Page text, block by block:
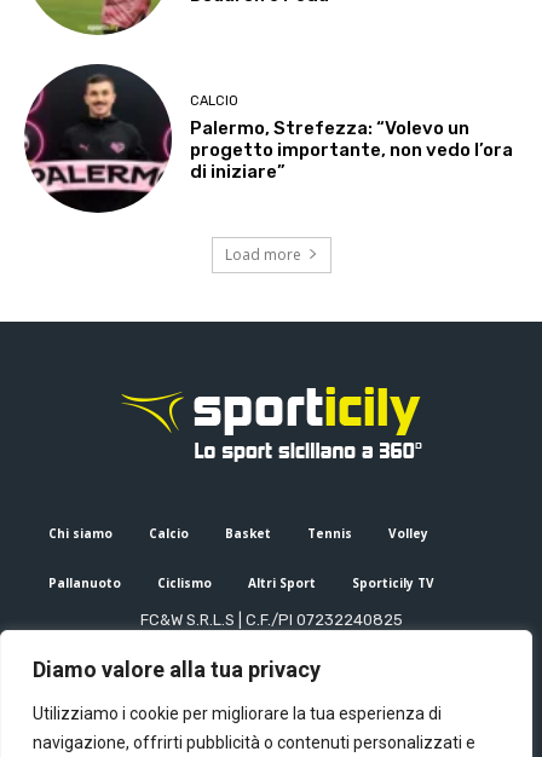
Diamo valore alla tua privacy
Utilizziamo i cookie per migliorare la tua esperienza di
navigazione, offrirti pubblicità o contenuti personalizzati e
CALCIO
Palermo, Strefezza: “Volevo un
progetto importante, non vedo l’ora
di iniziare”
Load more
Chi siamo Calcio Basket Tennis Volley
Pallanuoto Ciclismo Altri Sport Sporticily TV
FC&W S.R.L.S | C.F./PI 07232240825
Editore e direttore responsabile: Francesco Cammuca | Registro
Mail: info@sporticily.it| Telefono:+39 371 788 7216